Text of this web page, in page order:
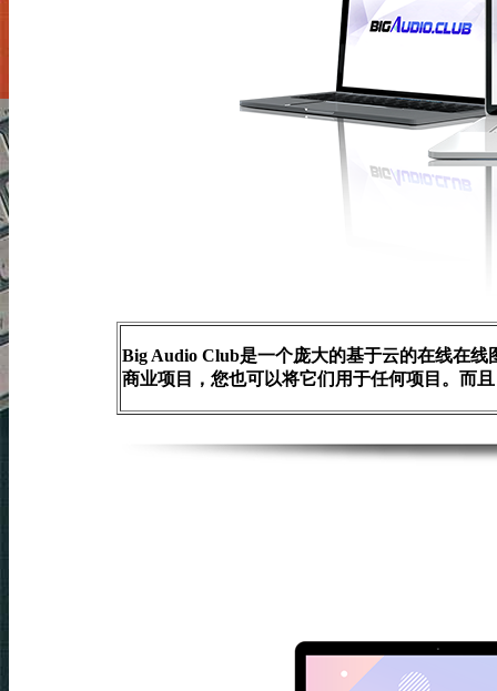
Big Audio Club是一个庞大的基于云的在线在
商业项目，您也可以将它们用于任何项目。而